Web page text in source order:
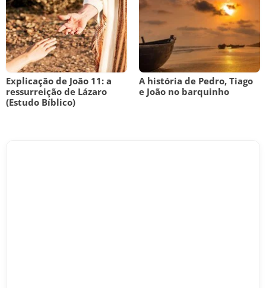
Explicação de João 11: a
ressurreição de Lázaro
(Estudo Bíblico)
A história de Pedro, Tiago
e João no barquinho